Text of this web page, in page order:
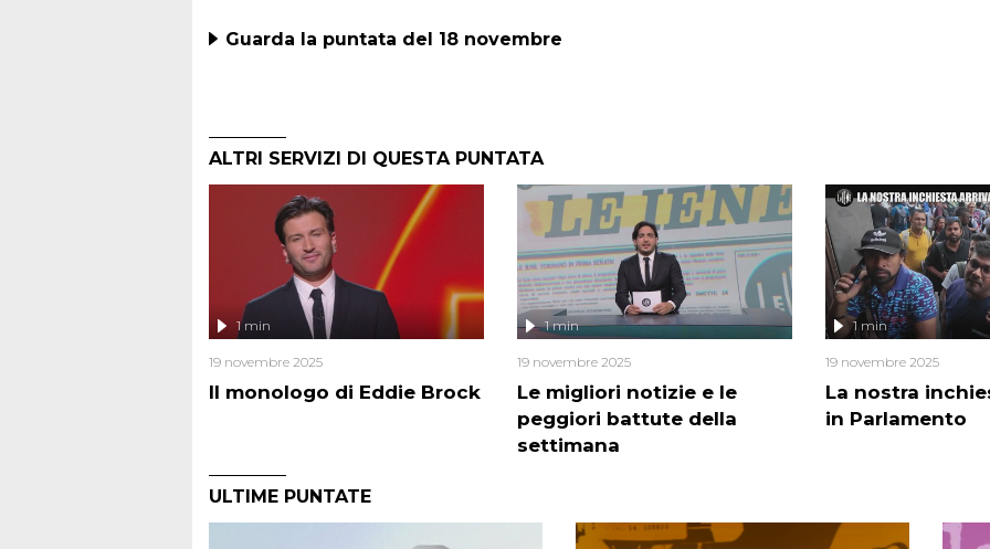
Guarda la puntata del 18 novembre
ALTRI SERVIZI DI QUESTA PUNTATA
Il monologo di Eddie Brock
1 min
19 novembre 2025
Le migliori notizie e le
peggiori battute della
settimana
1 min
19 novembre 2025
La nostra
in Parlamento
1 min
19 novembre 2025
ULTIME PUNTATE